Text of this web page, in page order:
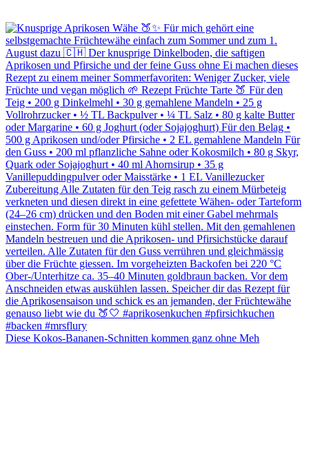
Diese Kokos-Bananen-Schnitten kommen ganz ohne Meh